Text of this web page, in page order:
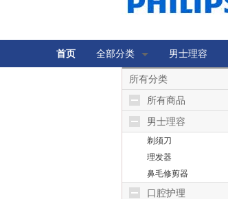
首页 全部分类 男士理容
所有分类
所有商品
男士理容
剃须刀
理发器
鼻毛修剪器
口腔护理